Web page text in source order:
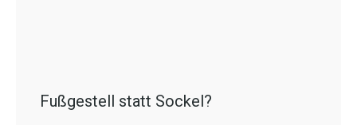
Fußgestell statt Sockel?